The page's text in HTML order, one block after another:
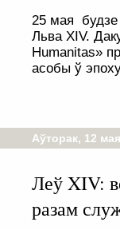
25 мая будзе
Льва XIV.
Humanitas»
асобы ў
Аўторак, 12 мая
Леў XIV:
разам